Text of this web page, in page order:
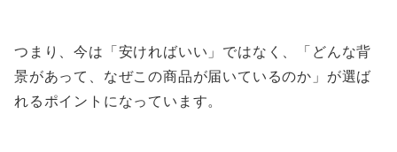
つまり、今は「安ければいい」ではなく、「どんな背
景があって、なぜこの商品が届いているのか」が選ば
れるポイントになっています。